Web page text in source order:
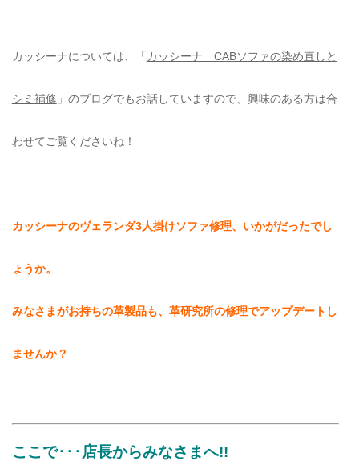
カッシーナについては、「 カッシーナ CABソファの染め直しと
シミ補修 」のブログでもお話していますので、興味のある方は合
わせてご覧くださいね！
カッシーナのヴェランダ3人掛けソファ修理、いかがだったでし
ょうか。
みなさまがお持ちの革製品も、革研究所の修理でアップデートし
ませんか？
ここで･･･店長からみなさまへ!!